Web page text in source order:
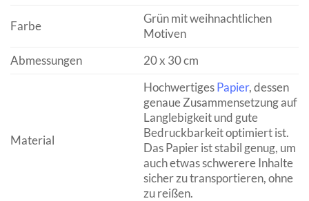
Farbe
Grün mit weihnachtlichen
Motiven
Abmessungen
20 x 30 cm
Material
HochwertigesPapier, dessen
genaue Zusammensetzung auf
Langlebigkeit und gute
Bedruckbarkeit optimiert ist.
Das Papier ist stabil genug, um
auch etwas schwerere Inhalte
sicher zu transportieren, ohne
zu reißen.